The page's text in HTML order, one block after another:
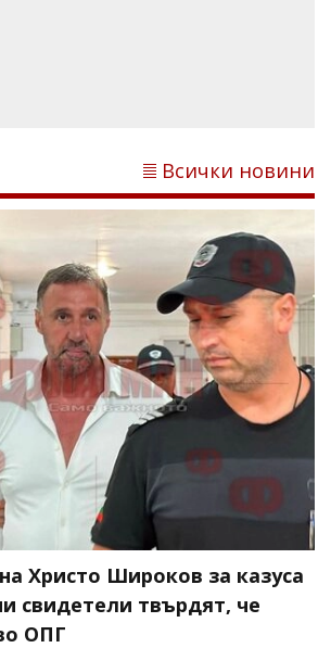
Всички новини
Христо Широков за казуса
свидетели твърдят, че
ОПГ